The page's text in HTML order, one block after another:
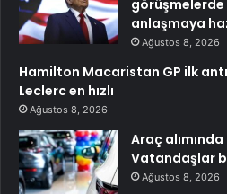
anlaşmaya
Ağustos 8, 2026
Hamilton Macaristan GP ilk
Leclerc en hızlı
Ağustos 8, 2026
Araç
Vatandaşlar
Ağustos 8, 2026